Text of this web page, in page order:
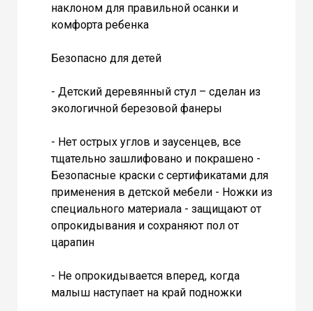
наклоном для правильной осанки и
комфорта ребенка
Безопасно для детей
- Детский деревянный стул – сделан из
экологичной березовой фанеры
- Нет острых углов и заусенцев, все
тщательно зашлифовано и покрашено -
Безопасные краски с сертификатами для
применения в детской мебели - Ножки из
специального материала - защищают от
опрокидывания и сохраняют пол от
царапин
- Не опрокидывается вперед, когда
малыш наступает на край подножки